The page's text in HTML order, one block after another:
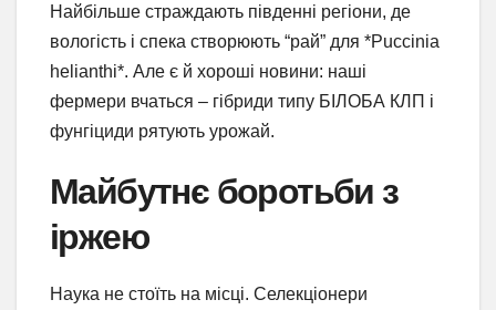
Найбільше страждають південні регіони, де
вологість і спека створюють “рай” для *Puccinia
helianthi*. Але є й хороші новини: наші
фермери вчаться – гібриди типу БІЛОБА КЛП і
фунгіциди рятують урожай.
Майбутнє боротьби з
іржею
Наука не стоїть на місці. Селекціонери